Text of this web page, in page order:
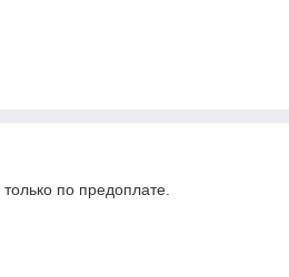
по предоплате.